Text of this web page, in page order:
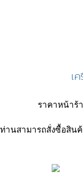
เ
ราคาหน้าร้
ท่านสามารถสั่งซื้อสิน